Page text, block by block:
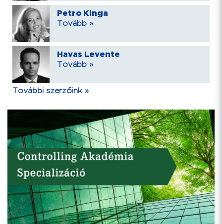
Petro Kinga
Tovább »
Havas Levente
Tovább »
További szerzőink »